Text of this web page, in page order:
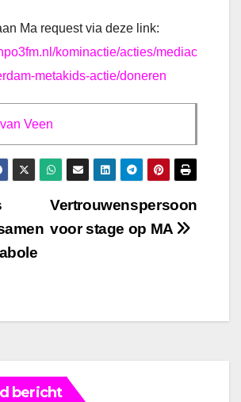
Ma request via deze link:
kominactie/acties/mediac
metakids-actie/doneren
Veen
Vertrouwenspersoon
voor stage op MA
bericht